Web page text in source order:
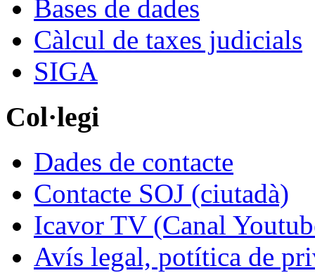
Bases de dades
Càlcul de taxes judicials
SIGA
Col·legi
Dades de contacte
Contacte SOJ (ciutadà)
Icavor TV (Canal
Avís legal, potítica de